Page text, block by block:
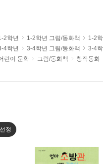
2학년 1-2학년 그림/동화책
1-2
4학년 3-4학년 그림/동화책
3-4
린이 문학 그림/동화책 창작동화
정